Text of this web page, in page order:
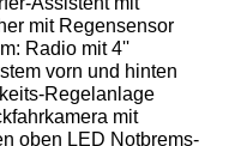
mit Regensensor
Radio mit 4''
vorn und hinten
Regelanlage
mit
oben LED Notbrems-